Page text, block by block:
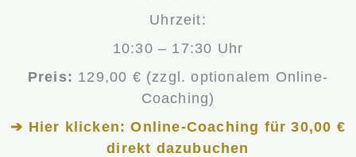
Uhrzeit:
10:30 – 17:30 Uhr
Preis: 129,00 € (zzgl. optionalem Online-
Coaching)
➔ Hier klicken: Online-Coaching für 30,00 €
direkt dazubuchen